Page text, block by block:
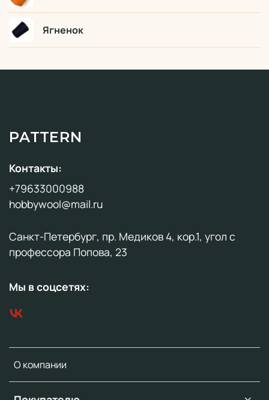
Ягненок
PATTERN
О компании
Контакты:
+79633000988
hobbywool@mail.ru
Санкт-Петербург, пр. Медиков 4, кор.1, угол с
профессора Попова, 23
Мы в соцсетях: